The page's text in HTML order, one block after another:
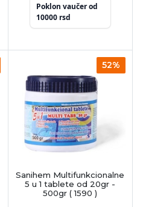
Poklon vaučer od
10000 rsd
52%
Sanihem Multifunkcionalne
5 u 1 tablete od 20gr -
500gr ( 1590 )